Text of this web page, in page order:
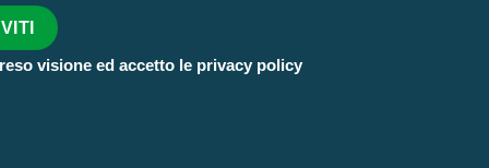
visione ed accetto le privacy policy